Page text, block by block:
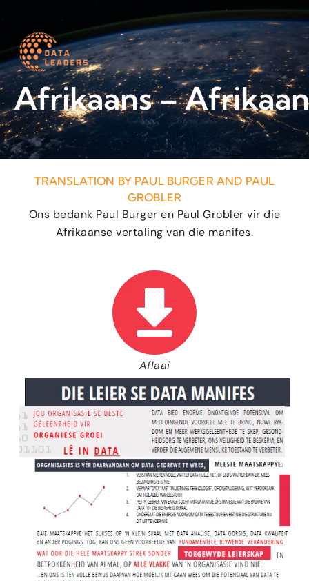
Afrikaans –
TRANSLATION BY PAUL BURGER AND PAUL
GROBLER
Ons bedank Paul Burger en Paul Grobler vir die
Afrikaanse vertaling van die manifes.
Aflaai